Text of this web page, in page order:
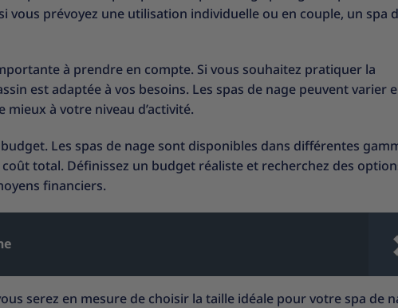
vous prévoyez une utilisation individuelle ou en couple, un spa
à prendre en compte. Si vous souhaitez pratiquer la
est adaptée à vos besoins. Les spas de nage peuvent varier
à votre niveau d’activité.
Les spas de nage sont disponibles dans différentes
total. Définissez un budget réaliste et recherchez des
financiers.
serez en mesure de choisir la taille idéale pour votre spa de